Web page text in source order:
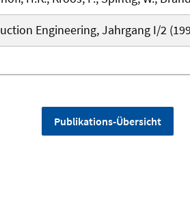
Engineering, Jahrgang I/2
Publikations-Übersicht